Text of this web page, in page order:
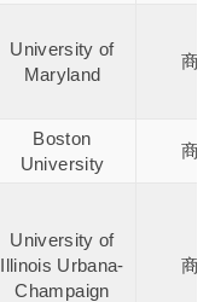
University of
Maryland
商
Boston
University
商
University of
Illinois Urbana-
Champaign
商